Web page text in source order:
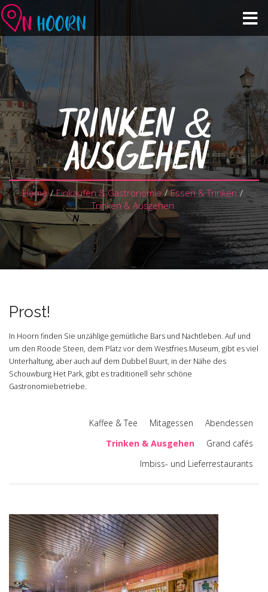
Veranstaltungskalender
Sehen & tun
Einkaufen & Gastronomie
Über Hoorn
Planen Sie Ihren Besuch
TRINKEN &
AUSGEHEN
Home / Einkaufen & Gastronomie / Essen & Trinken /
Trinken & Ausgehen
Prost!
In Hoorn finden Sie unzählige gemütliche Bars und Nachtleben. Auf und
um den Roode Steen, dem Platz vor dem Westfries Museum, gibt es viel
Unterhaltung, aber auch auf dem Dubbel Buurt, in der Nähe des
Schouwburg Het Park, gibt es traditionell sehr schöne
Gastronomiebetriebe.
Kaffee & Tee Mitagessen
Abendessen
Trinken & Ausgehen
Grand cafés
Imbiss- und Lieferrestaurants